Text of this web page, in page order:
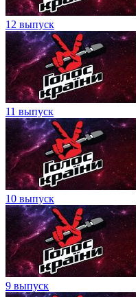
12 выпуск
11 выпуск
10 выпуск
9 выпуск